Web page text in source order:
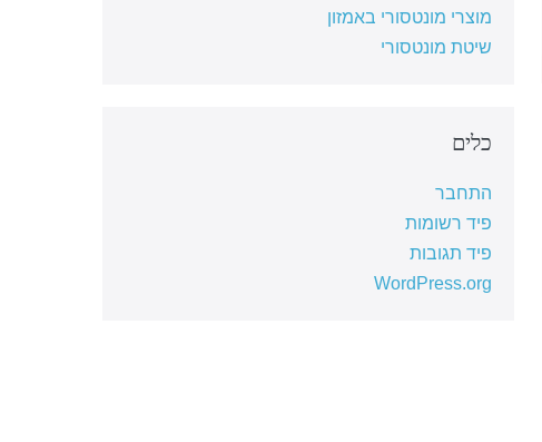
מוצרי מונטסורי באמזון
שיטת מונטסורי
כלים
התחבר
פיד רשומות
פיד תגובות
WordPress.org